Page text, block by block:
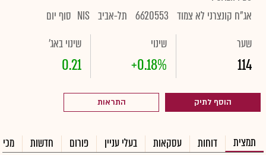
אג"ח קונצרני לא צמוד 6620553 תל-אביב NIS סוף יום
שער
114
שינוי
+0.18%
שינוי באג'
0.21
הוסף לתיק התראות
תמצית דוחות עסקאות בעלי עניין פורום חדשות